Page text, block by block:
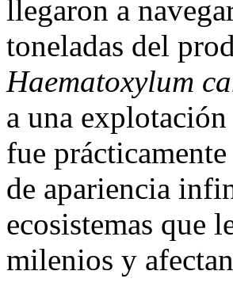
llegaron a
toneladas del
Haematoxylum
a una
fue
de apariencia
ecosistemas que
milenios y